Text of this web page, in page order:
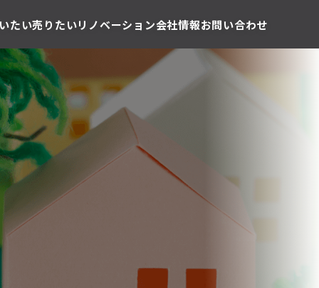
たい売りたいリノベーション会社情報お問い合わせ